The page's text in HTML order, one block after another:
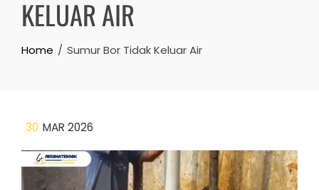
KELUAR AIR
Home Sumur Bor Tidak Keluar Air
30 MAR 2026